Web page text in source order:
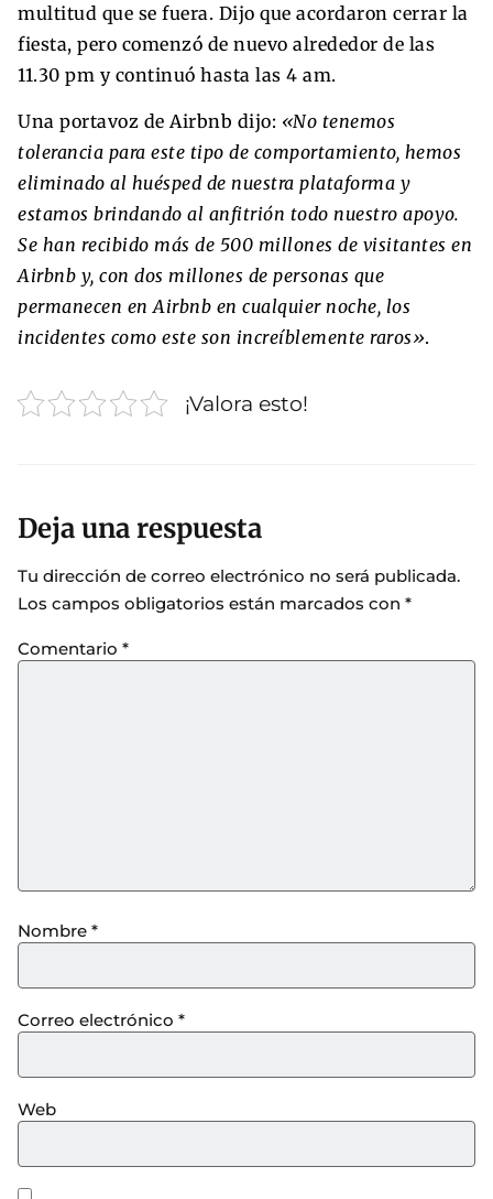
multitud que se fuera. Dijo que acordaron cerrar la
fiesta, pero comenzó de nuevo alrededor de las
11.30 pm y continuó hasta las 4 am.
Una portavoz de Airbnb dijo: «No tenemos
tolerancia para este tipo de comportamiento, hemos
eliminado al huésped de nuestra plataforma y
estamos brindando al anfitrión todo nuestro apoyo.
Se han recibido más de 500 millones de visitantes en
Airbnb y, con dos millones de personas que
permanecen en Airbnb en cualquier noche, los
incidentes como este son increíblemente raros».
¡Valora esto!
Deja una respuesta
Tu dirección de correo electrónico no será publicada.
Los campos obligatorios están marcados con *
Comentario *
Nombre *
Correo electrónico *
Web